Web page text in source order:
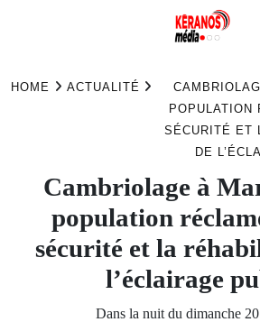
HOME ACTUALITÉ
POPULATION
SÉCURITÉ ET
DE
Cambriolage à
population
sécurité et la
l’éclairage
Dans la nuit du dimanche